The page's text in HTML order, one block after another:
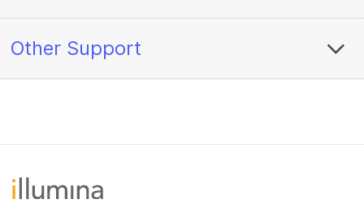
Other Support